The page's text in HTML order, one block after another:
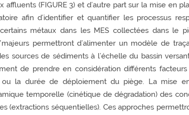
affluents (FIGURE 3) et d’autre part sur la mise en
afin d’identifier et quantifier les processus
métaux dans les MES collectées dans le
permettront d’alimenter un modèle de
sources de sédiments à l’échelle du bassin
de prendre en considération différents
ou la durée de déploiement du piège. La mise
temporelle (cinétique de dégradation) des
(extractions séquentielles). Ces approches